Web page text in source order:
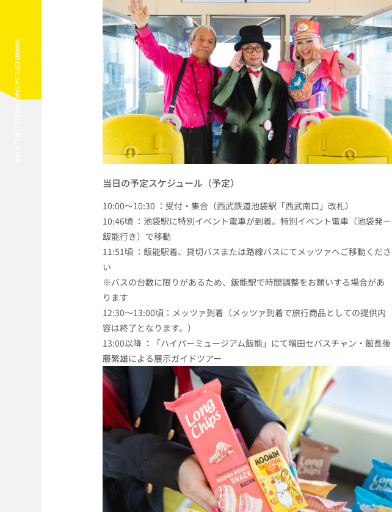
HANNO CITY, SAITAMA PREFECTURE, JAPAN
当日の予定スケジュール（予定）
10:00～10:30 ：受付・集合（西武鉄道池袋駅「西武南口」改札）
10:46頃 ：池袋駅に特別イベント電車が到着。特別イベント電車（池袋発－
飯能行き）で移動
11:51頃 ：飯能駅着、貸切バスまたは路線バスにてメッツァへご移動くださ
い
※バスの台数に限りがあるため、飯能駅で時間調整をお願いする場合があ
ります
12:30～13:00頃：メッツァ到着（メッツァ到着で旅行商品としての提供内
容は終了となります。）
13:00以降 ：「ハイパーミュージアム飯能」にて増田セバスチャン・館長後
藤繁雄による展示ガイドツアー